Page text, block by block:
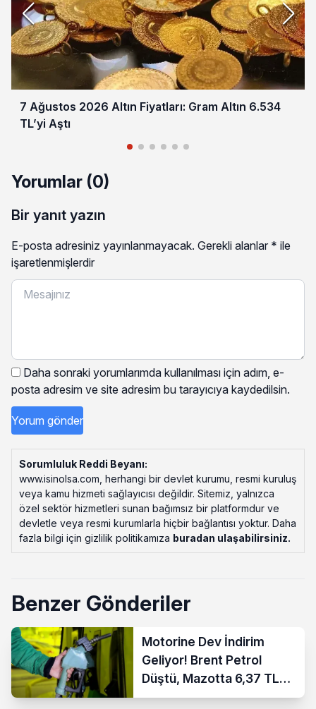
7 Ağustos 2026 Altın Fiyatları: Gram Altın 6.534
TL’yi Aştı
Yorumlar (0)
Bir yanıt yazın
E-posta adresiniz yayınlanmayacak. Gerekli alanlar * ile
işaretlenmişlerdir
Daha sonraki yorumlarımda kullanılması için adım, e-
posta adresim ve site adresim bu tarayıcıya kaydedilsin.
Sorumluluk Reddi Beyanı:
www.isinolsa.com, herhangi bir devlet kurumu, resmi kuruluş
veya kamu hizmeti sağlayıcısı değildir. Sitemiz, yalnızca
özel sektör hizmetleri sunan bağımsız bir platformdur ve
devletle veya resmi kurumlarla hiçbir bağlantısı yoktur. Daha
fazla bilgi için gizlilik politikamıza buradan ulaşabilirsiniz.
Benzer Gönderiler
Motorine Dev İndirim
Geliyor! Brent Petrol
Düştü, Mazotta 6,37 TL
İndirim Bekleniyor